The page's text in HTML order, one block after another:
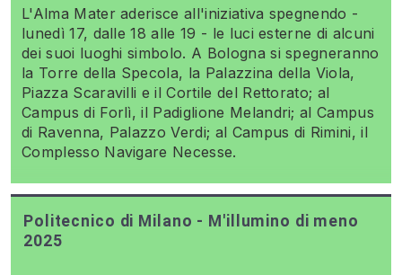
L'Alma Mater aderisce all'iniziativa spegnendo -
lunedì 17, dalle 18 alle 19 - le luci esterne di alcuni
dei suoi luoghi simbolo. A Bologna si spegneranno
la Torre della Specola, la Palazzina della Viola,
Piazza Scaravilli e il Cortile del Rettorato; al
Campus di Forlì, il Padiglione Melandri; al Campus
di Ravenna, Palazzo Verdi; al Campus di Rimini, il
Complesso Navigare Necesse.
Politecnico di Milano - M'illumino di meno
2025